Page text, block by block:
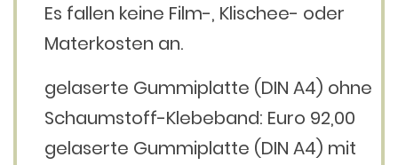
Es fallen keine Film-, Klischee- oder
Materkosten an.
gelaserte Gummiplatte (DIN A4) ohne
Schaumstoff-Klebeband: Euro 92,00
gelaserte Gummiplatte (DIN A4) mit